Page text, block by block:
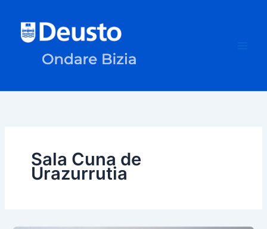
contenido
Sala Cuna de
Urazurrutia